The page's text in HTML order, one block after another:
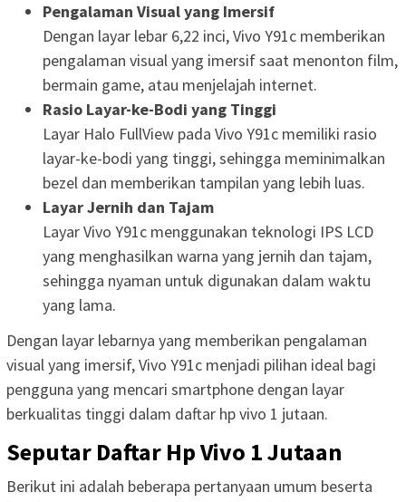
Pengalaman Visual yang Imersif
Dengan layar lebar 6,22 inci, Vivo Y91c memberikan
pengalaman visual yang imersif saat menonton film,
bermain game, atau menjelajah internet.
Rasio Layar-ke-Bodi yang Tinggi
Layar Halo FullView pada Vivo Y91c memiliki rasio
layar-ke-bodi yang tinggi, sehingga meminimalkan
bezel dan memberikan tampilan yang lebih luas.
Layar Jernih dan Tajam
Layar Vivo Y91c menggunakan teknologi IPS LCD
yang menghasilkan warna yang jernih dan tajam,
sehingga nyaman untuk digunakan dalam waktu
yang lama.
Dengan layar lebarnya yang memberikan pengalaman
visual yang imersif, Vivo Y91c menjadi pilihan ideal bagi
pengguna yang mencari smartphone dengan layar
berkualitas tinggi dalam daftar hp vivo 1 jutaan.
Seputar Daftar Hp Vivo 1 Jutaan
Berikut ini adalah beberapa pertanyaan umum beserta